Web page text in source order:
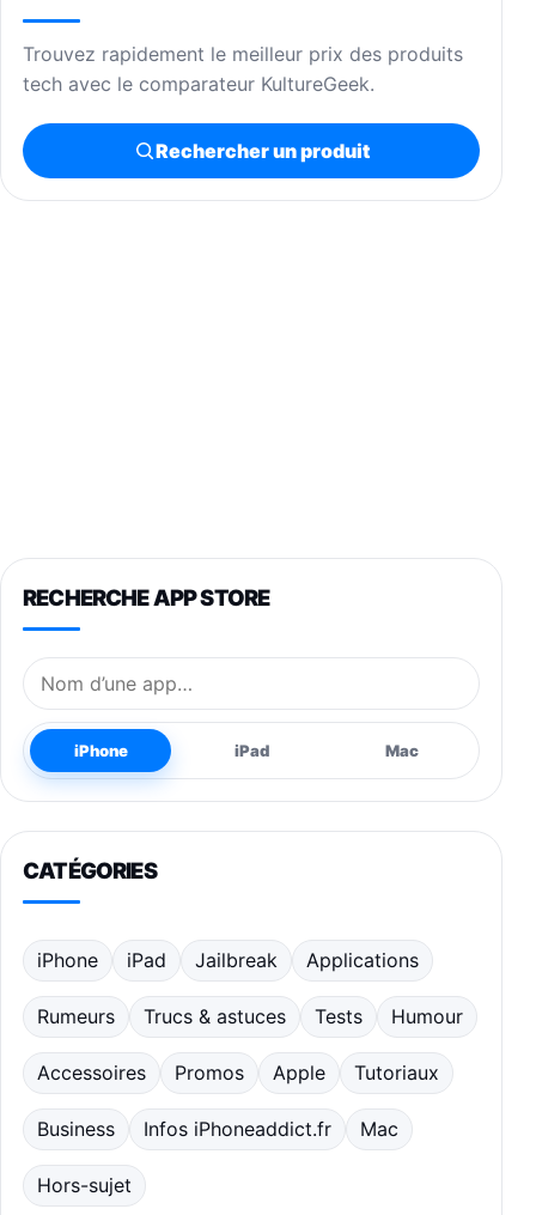
Trouvez rapidement le meilleur prix des produits
tech avec le comparateur KultureGeek.
Rechercher un produit
RECHERCHE APP STORE
Nom de l’application
iPhone iPad Mac
CATÉGORIES
iPhone iPad Jailbreak Applications
Rumeurs Trucs & astuces Tests Humour
Accessoires Promos Apple Tutoriaux
Business Infos iPhoneaddict.fr Mac
Hors-sujet